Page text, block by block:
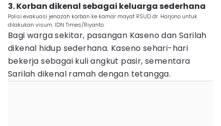
3. Korban dikenal sebagai keluarga sederhana
Polisi evakuasi jenazah korban ke kamar mayat RSUD dr. Harjono untuk
dilakukan visum. IDN Times/Riyanto.
Bagi warga sekitar, pasangan Kaseno dan Sarilah
dikenal hidup sederhana. Kaseno sehari-hari
bekerja sebagai kuli angkut pasir, sementara
Sarilah dikenal ramah dengan tetangga.